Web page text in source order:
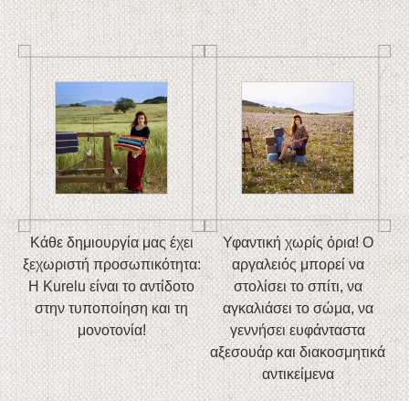
Κάθε δημιουργία μας έχει
ξεχωριστή προσωπικότητα:
Η Kurelu είναι το αντίδοτο
στην τυποποίηση και τη
μονοτονία!
Υφαντική χωρίς όρια! Ο
αργαλειός μπορεί να
στολίσει το σπίτι, να
αγκαλιάσει το σώμα, να
γεννήσει ευφάνταστα
αξεσουάρ και διακοσμητικά
αντικείμενα